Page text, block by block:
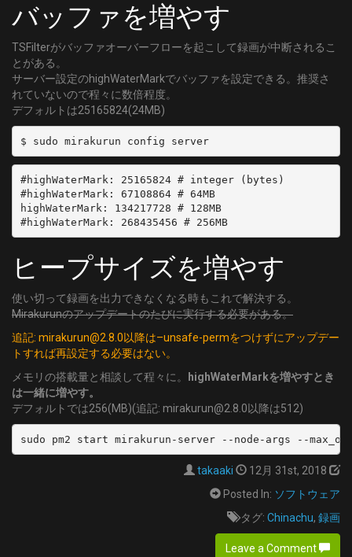
	DELIVERY_SYSTEM = DVBC/ANNEX_A
	MODULATION = QAM/AUTO
[48]
	DELIVERY_SYSTEM = DVBC/ANNEX_A
	SYMBOL_RATE = 5274000
	MODULATION = QAM/AUTO
[49]
	DELIVERY_SYSTEM = DVBC/ANNEX_A
	FREQUENCY = 689000000
	SYMBOL_RATE = 5274000
	MODULATION = QAM/AUTO
	DELIVERY_SYSTEM = DVBC/ANNEX_A
	FREQUENCY = 695000000
	MODULATION = QAM/AUTO
	DELIVERY_SYSTEM = DVBC/ANNEX_A
	FREQUENCY = 701000000
	MODULATION = QAM/AUTO
[52]
	DELIVERY_SYSTEM = DVBC/ANNEX_A
- name: 'CATV:C39'
  type: SKY
  channel: 'C39'
- name: 'CATV:C40'
  type: SKY
  channel: 'C40'
  type: SKY
  channel: 'C41'
- name: 'CATV:C42'
  type: SKY
  channel: 'C42'
  channel: 'C43'
- name: 'CATV:C44'
  type: SKY
  channel: 'C44'
- name: 'CATV:C45'
  type: SKY
  channel: 'C45'
- name: 'CATV:C46'
  type: SKY
- name: 'CATV:C47'
バッファを増やす
TSFilterがバッファオーバーフローを起こして録画が中断されるこ
とがある。
サーバー設定のhighWaterMarkでバッファを設定できる。推奨さ
れていないので程々に数倍程度。
デフォルトは25165824(24MB)
$ sudo mirakurun config server
#highWaterMark: 25165824 # integer (bytes)
#highWaterMark: 67108864 # 64MB
highWaterMark: 134217728 # 128MB
#highWaterMark: 268435456 # 256MB
ヒープサイズを増やす
使い切って録画を出力できなくなる時もこれで解決する。
Mirakurunのアップデートのたびに実行する必要がある。
追記: mirakurun@2.8.0以降は–unsafe-permをつけずにアップデー
トすれば再設定する必要はない。
メモリの搭載量と相談して程々に。
highWaterMarkを増やすとき
は一緒に増やす。
デフォルトでは256(MB)(追記: mirakurun@2.8.0以降は512)
takaaki
12月 31st, 2018
Posted In: ソフトウェア
タグ: Chinachu, 録画
Leave a Comment